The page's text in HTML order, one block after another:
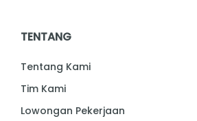
TENTANG
Tentang Kami
Tim Kami
Lowongan Pekerjaan